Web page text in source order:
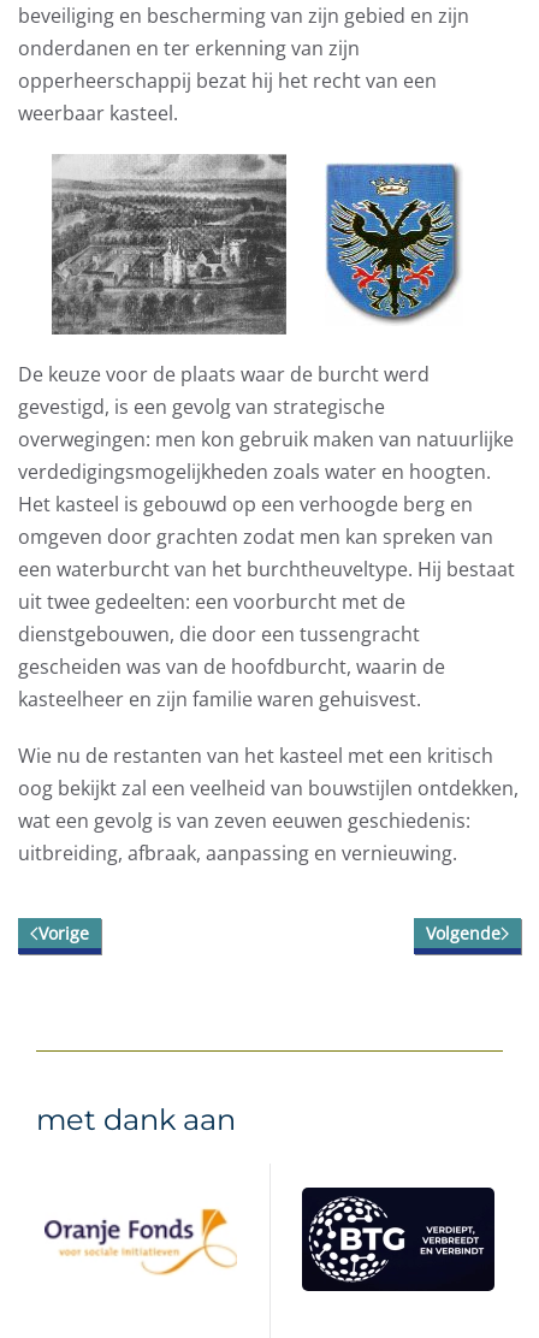
beveiliging en bescherming van zijn gebied en zijn
onderdanen en ter erkenning van zijn
opperheerschappij bezat hij het recht van een
weerbaar kasteel.
De keuze voor de plaats waar de burcht werd
gevestigd, is een gevolg van strategische
overwegingen: men kon gebruik maken van natuurlijke
verdedigingsmogelijkheden zoals water en hoogten.
Het kasteel is gebouwd op een verhoogde berg en
omgeven door grachten zodat men kan spreken van
een waterburcht van het burchtheuveltype. Hij bestaat
uit twee gedeelten: een voorburcht met de
dienstgebouwen, die door een tussengracht
gescheiden was van de hoofdburcht, waarin de
kasteelheer en zijn familie waren gehuisvest.
Wie nu de restanten van het kasteel met een kritisch
oog bekijkt zal een veelheid van bouwstijlen ontdekken,
wat een gevolg is van zeven eeuwen geschiedenis:
uitbreiding, afbraak, aanpassing en vernieuwing.
Vorige Volgende
met dank aan